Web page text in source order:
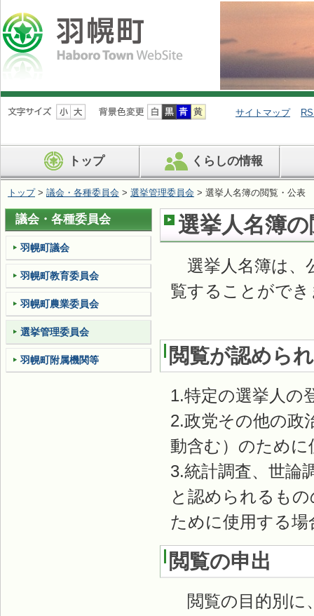
ナ
ビ
ン
を
ば
す
サイトマップ
トップ くらしの情報
トップ> 議会・各種委員会 > 選挙管理委員会 > 選挙人名簿の閲覧・公表
選挙人名簿
選挙人名簿は、
覧することがで
閲覧が認めら
1.特定の選挙人の
2.政党その他の政
動含む）のために
3.統計調査、世論
と認められるも
ために使用する場
閲覧の申出
閲覧の目的別に
議会・各種委員会
羽幌町議会
羽幌町教育委員会
羽幌町農業委員会
選挙管理委員会
羽幌町附属機関等